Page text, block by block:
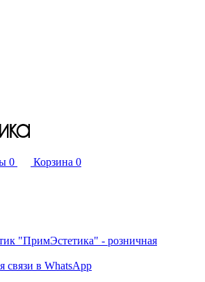
0 Корзина 0
"ПримЭстетика" - розничная
связи в WhatsApp